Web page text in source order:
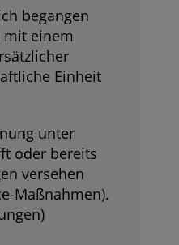
begangen
mit einem
Einheit
unter
oder bereits
versehen
Maßnahmen).